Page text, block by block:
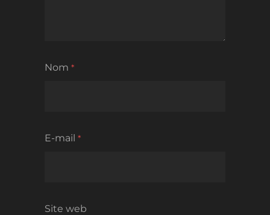
Nom *
E-mail *
Site web